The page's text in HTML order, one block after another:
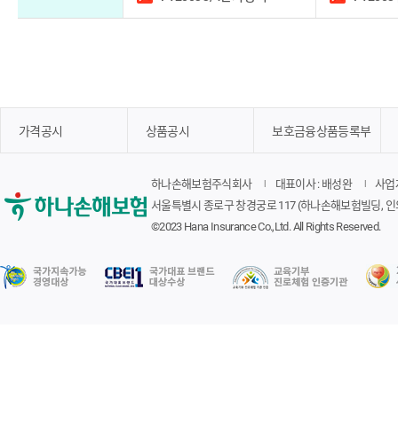
가격공시 상품공시 보호금융상품등록부
하나손해보험주식회사 대표이사 : 배성완
사업
서울특별시 종로구 창경궁로 117 (하나손해보험빌딩,
©2023 Hana Insurance Co.,Ltd. All Rights Reserved.